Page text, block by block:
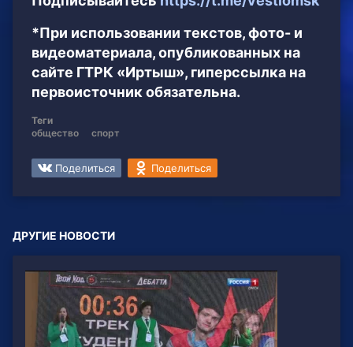
*При использовании текстов, фото- и
видеоматериала, опубликованных на
сайте ГТРК «Иртыш», гиперссылка на
первоисточник обязательна.
Теги
общество
спорт
Поделиться Поделиться
ДРУГИЕ НОВОСТИ